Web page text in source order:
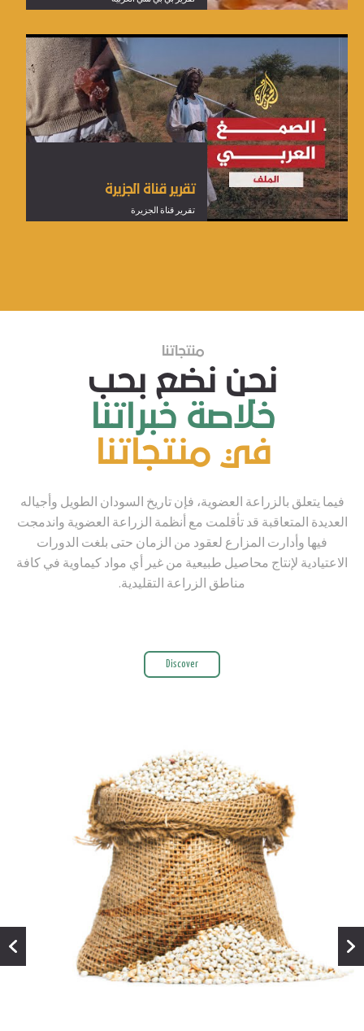
تقرير قناة الجزيرة
تقرير قناة الجزيرة
منتجاتنا
نحن نضع بحب
خلاصة خبراتنا
في منتجاتنا
فيما يتعلق بالزراعة العضوية، فإن تاريخ السودان الطويل وأجياله
العديدة المتعاقبة قد تأقلمت مع أنظمة الزراعة العضوية واندمجت
فيها وأدارت المزارع لعقود من الزمان حتى بلغت الدورات
الاعتيادية لإنتاج محاصيل طبيعية من غير أي مواد كيماوية في كافة
مناطق الزراعة التقليدية.
Discover